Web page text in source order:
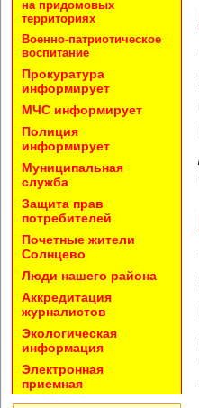
на придомовых
территориях
Военно-патриотическое
воспитание
Прокуратура
информирует
МЧС информирует
Полиция
информирует
Муниципальная
служба
Защита прав
потребителей
Почетные жители
Солнцево
Люди нашего района
Аккредитация
журналистов
Экологическая
информация
Электронная
приемная